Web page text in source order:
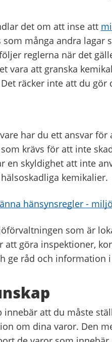
det om att inse att
som många andra lagar
reglerna när det
vara att granska
räcker inte att du gör
har du ett ansvar
krävs för att inte
en skyldighet att inte
kemikalier.
hänsynsregler -
som är
att göra inspektioner,
ge råd och information
innebär att du måste
om dina varor. Den